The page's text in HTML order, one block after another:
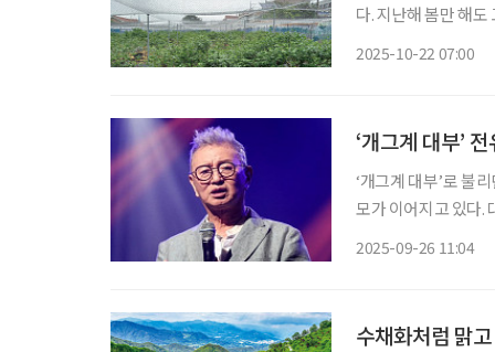
다. 지난해 봄만 해
2025-10-22 07:00
‘개그계 대부’
‘개그계 대부’로 불
모가 이어지고 있다.
2025-09-26 11:04
수채화처럼 맑